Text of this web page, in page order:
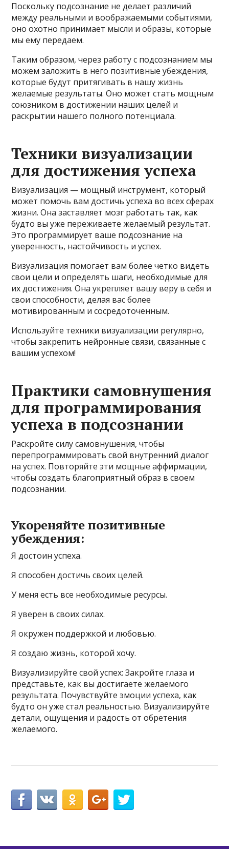
Поскольку подсознание не делает различий
между реальными и воображаемыми событиями,
оно охотно принимает мысли и образы, которые
мы ему передаем.
Таким образом, через работу с подсознанием мы
можем заложить в него позитивные убеждения,
которые будут притягивать в нашу жизнь
желаемые результаты. Оно может стать мощным
союзником в достижении наших целей и
раскрытии нашего полного потенциала.
Техники визуализации
для достижения успеха
Визуализация — мощный инструмент, который
может помочь вам достичь успеха во всех сферах
жизни. Она заставляет мозг работать так, как
будто вы уже переживаете желаемый результат.
Это программирует ваше подсознание на
уверенность, настойчивость и успех.
Визуализация помогает вам более четко видеть
свои цели и определять шаги, необходимые для
их достижения. Она укрепляет вашу веру в себя и
свои способности, делая вас более
мотивированным и сосредоточенным.
Используйте техники визуализации регулярно,
чтобы закрепить нейронные связи, связанные с
вашим успехом!
Практики самовнушения
для программирования
успеха в подсознании
Раскройте силу самовнушения, чтобы
перепрограммировать свой внутренний диалог
на успех. Повторяйте эти мощные аффирмации,
чтобы создать благоприятный образ в своем
подсознании.
Укореняйте позитивные
убеждения:
Я достоин успеха.
Я способен достичь своих целей.
У меня есть все необходимые ресурсы.
Я уверен в своих силах.
Я окружен поддержкой и любовью.
Я создаю жизнь, которой хочу.
Визуализируйте свой успех: Закройте глаза и
представьте, как вы достигаете желаемого
результата. Почувствуйте эмоции успеха, как
будто он уже стал реальностью. Визуализируйте
детали, ощущения и радость от обретения
желаемого.